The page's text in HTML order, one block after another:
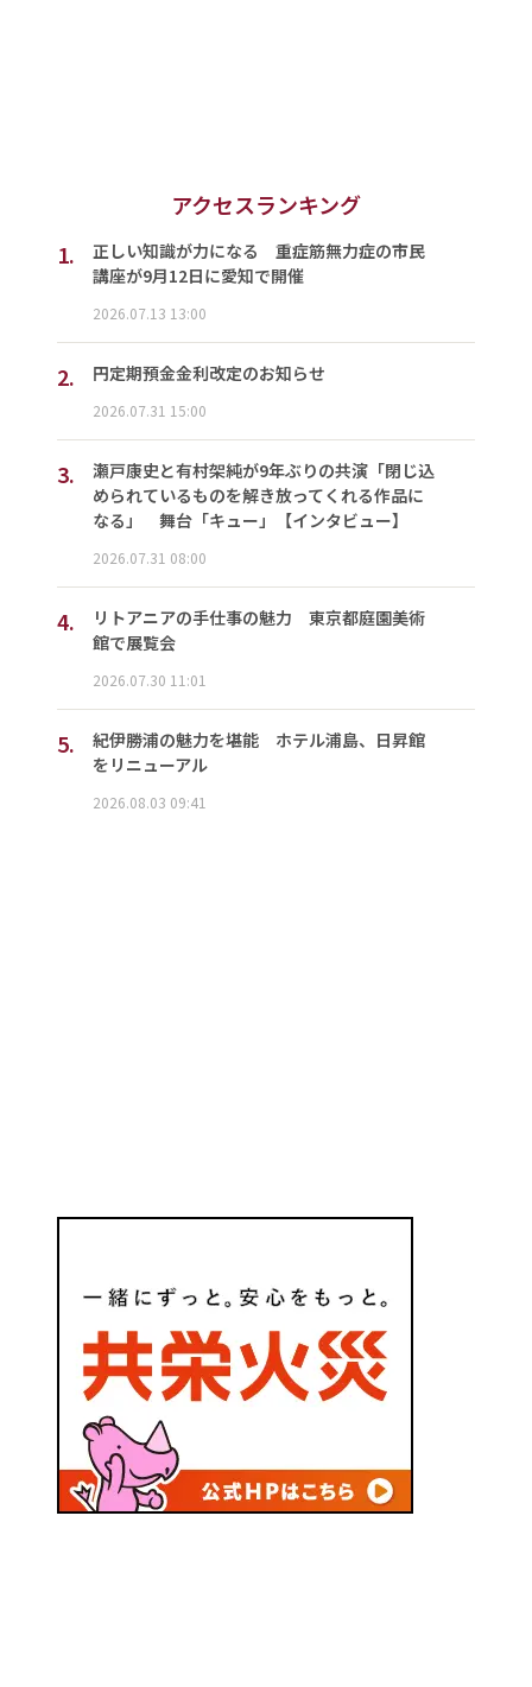
アクセスランキング
1.
正しい知識が力になる 重症筋無力症の市民
講座が9月12日に愛知で開催
2026.07.13 13:00
2. 円定期預金金利改定のお知らせ
2026.07.31 15:00
3.
瀬戸康史と有村架純が9年ぶりの共演「閉じ込
められているものを解き放ってくれる作品に
なる」 舞台「キュー」【インタビュー】
2026.07.31 08:00
4.
リトアニアの手仕事の魅力 東京都庭園美術
館で展覧会
2026.07.30 11:01
5.
紀伊勝浦の魅力を堪能 ホテル浦島、日昇館
をリニューアル
2026.08.03 09:41